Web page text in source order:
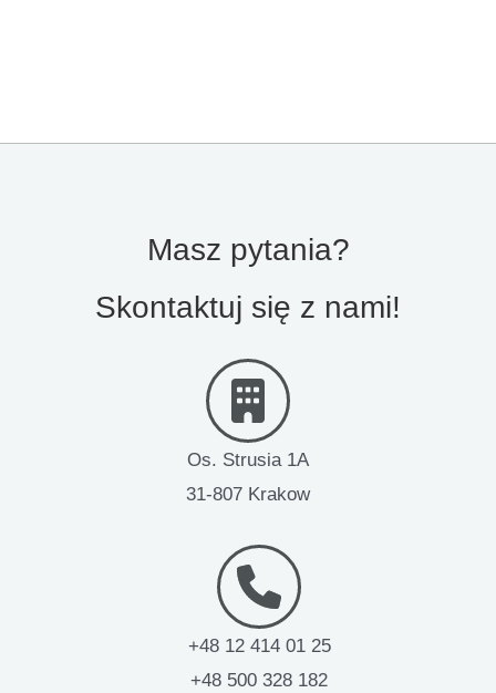
Masz pytania?
Skontaktuj się z nami!
Os. Strusia 1A
31-807 Krakow
+48 12 414 01 25
+48 500 328 182